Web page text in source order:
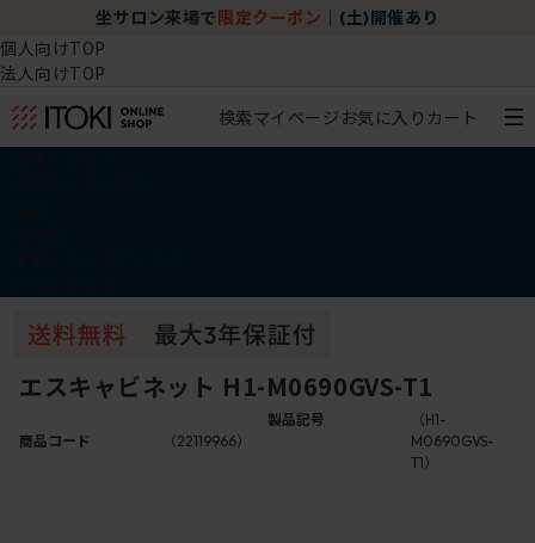
坐サロン来場で 限定クーポン (土)開催あり
個人向けTOP
法人向けTOP
検索マイページ お気に入り カート
エスキャビネット H1-M0690GVS-T1
商品コード （22119966）
製品記号
（H1-
M0690GVS-
T1）